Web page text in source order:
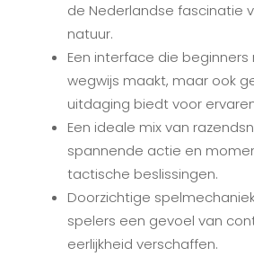
de Nederlandse fascinatie
natuur.
Een interface die
wegwijs maakt, maar ook
uitdaging biedt voor
Een ideale mix van
spannende actie en
tactische beslissingen.
Doorzichtige
spelers een gevoel van
eerlijkheid verschaffen.